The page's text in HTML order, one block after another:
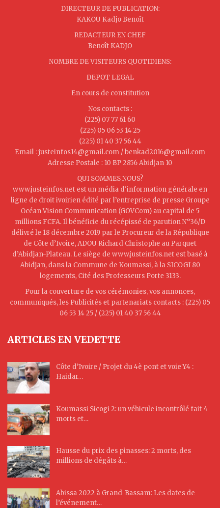
DIRECTEUR DE PUBLICATION:
KAKOU Kadjo Benoît
REDACTEUR EN CHEF
Benoît KADJO
NOMBRE DE VISITEURS QUOTIDIENS:
DEPOT LEGAL
En cours de constitution
Nos contacts :
(225) 07 77 61 60
(225) 05 06 53 14 25
(225) 01 40 37 56 44
Email : justeinfos14@gmail.com / benkad2016@gmail.com
Adresse Postale : 10 BP 2856 Abidjan 10
QUI SOMMES NOUS?
www.justeinfos.net est un média d'information générale en
ligne de droit ivoirien édité par l’entreprise de presse Groupe
Océan Vision Communication (GOVCom) au capital de 5
millions FCFA. Il bénéficie du récépissé de parution N°36/D
délivré le 18 décembre 2019 par le Procureur de la République
de Côte d’Ivoire, ADOU Richard Christophe au Parquet
d’Abidjan-Plateau. Le siège de www.justeinfos.net est basé à
Abidjan, dans la Commune de Koumassi, à la SICOGI 80
logements, Cité des Professeurs Porte 3133.
Pour la couverture de vos cérémonies, vos annonces,
communiqués, les Publicités et partenariats contacts : (225) 05
06 53 14 25 / (225) 01 40 37 56 44
ARTICLES EN VEDETTE
Côte d’Ivoire / Projet du 4è pont et voie Y4 :
Haidar…
Koumassi Sicogi 2: un véhicule incontrôlé fait 4
morts et…
Hausse du prix des pinasses: 2 morts, des
millions de dégâts à…
Abissa 2022 à Grand-Bassam: Les dates de
l’événement…